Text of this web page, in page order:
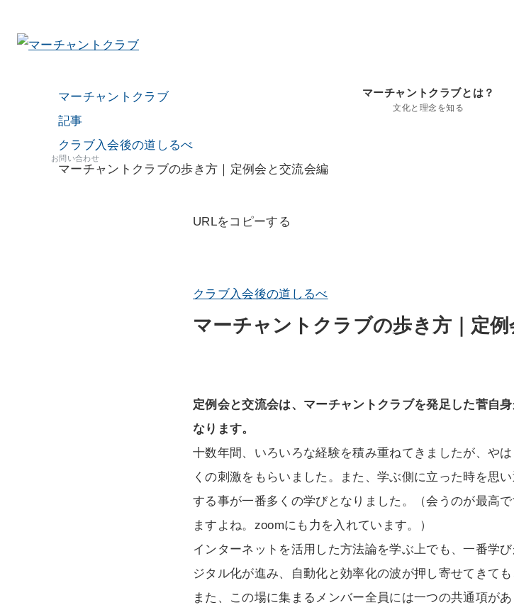
マーチャントクラブとは？
文化と理念を知る
お問い合わせ
マーチャントクラブ
記事
クラブ入会後の道しるべ
マーチャントクラブの歩き方｜定例会と交流会編
URLをコピーする
クラブ入会後の道しるべ
マーチャントクラブの歩き方｜定
定例会と交流会は、マーチャントクラブを発足した菅自
なります。
十数年間、いろいろな経験を積み重ねてきましたが、や
くの刺激をもらいました。また、学ぶ側に立った時を思
する事が一番多くの学びとなりました。（会うのが最高
ますよね。zoomにも力を入れています。）
インターネットを活用した方法論を学ぶ上でも、一番学
ジタル化が進み、自動化と効率化の波が押し寄せてきて
また、この場に集まるメンバー全員には一つの共通項が